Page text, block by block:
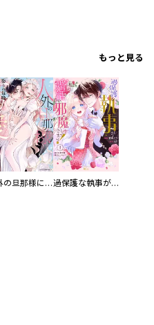
もっと見る
人外の旦那様に娶られ毎晩ナカまで愛される…。アンソロジー 過保護な執事が私の婚活を邪魔してきます！ 分冊版